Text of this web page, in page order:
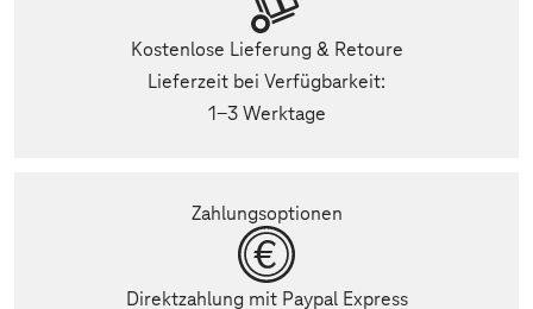
Kostenlose Lieferung & Retoure
Lieferzeit bei Verfügbarkeit:
1-3 Werktage
Zahlungsoptionen
Direktzahlung mit Paypal Express